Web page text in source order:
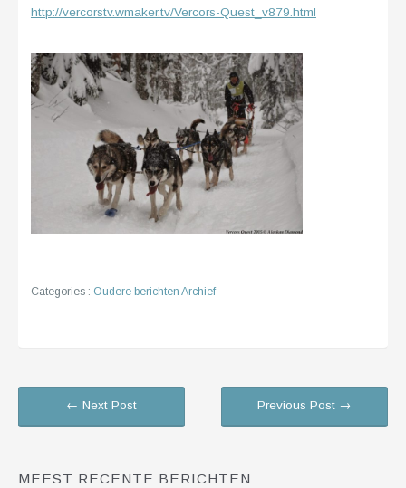
http://vercorstv.wmaker.tv/Vercors-Quest_v879.html
Categories : Oudere berichten Archief
← Next Post Previous Post →
MEEST RECENTE BERICHTEN